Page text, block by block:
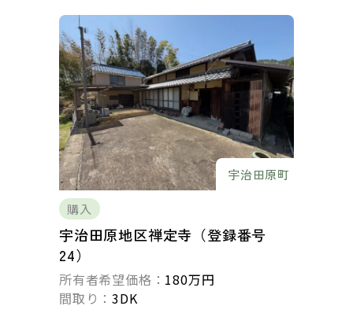
宇治田原町
購入
宇治田原地区禅定寺（登録番号
24）
所有者希望価格： 180万円
間取り：3DK